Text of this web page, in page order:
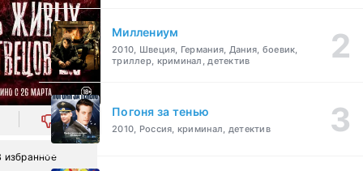
0
избранное
Миллениум
2010, Швеция, Германия, Дания, боевик,
триллер, криминал, детектив
Погоня за тенью
2010, Россия, криминал, детектив